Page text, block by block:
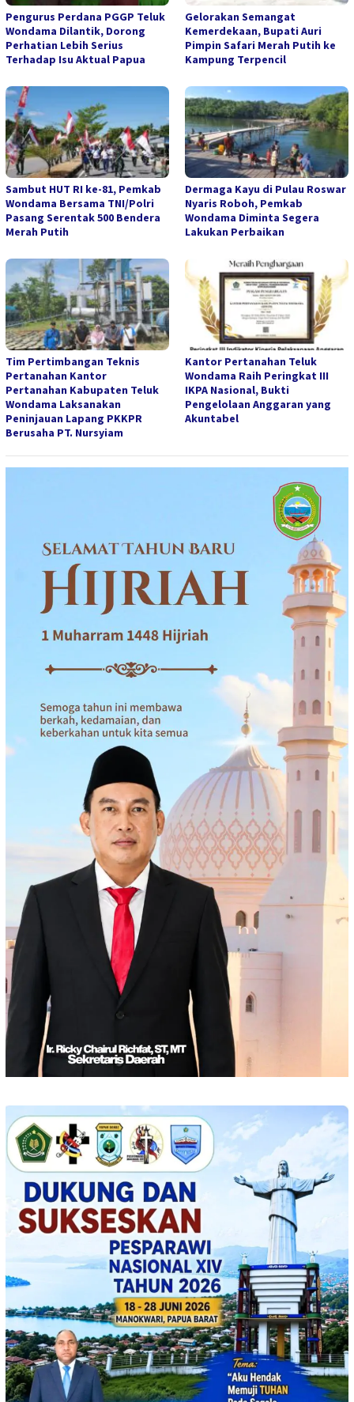
Pengurus Perdana PGGP Teluk
Wondama Dilantik, Dorong
Perhatian Lebih Serius
Terhadap Isu Aktual Papua
Gelorakan Semangat
Kemerdekaan, Bupati Auri
Pimpin Safari Merah Putih ke
Kampung Terpencil
Sambut HUT RI ke-81, Pemkab
Wondama Bersama TNI/Polri
Pasang Serentak 500 Bendera
Merah Putih
Dermaga Kayu di Pulau Roswar
Nyaris Roboh, Pemkab
Wondama Diminta Segera
Lakukan Perbaikan
Tim Pertimbangan Teknis
Pertanahan Kantor
Pertanahan Kabupaten Teluk
Wondama Laksanakan
Peninjauan Lapang PKKPR
Berusaha PT. Nursyiam
Kantor Pertanahan Teluk
Wondama Raih Peringkat III
IKPA Nasional, Bukti
Pengelolaan Anggaran yang
Akuntabel